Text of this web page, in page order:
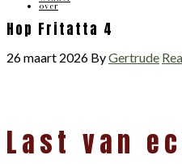
over
Hop Fritatta 4
26 maart 2026 ByGertrude
Interacties
Last van